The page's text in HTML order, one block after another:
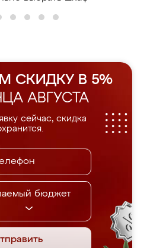
СКИДКУ В 5%
АВГУСТА
сейчас, скидка
бюджет